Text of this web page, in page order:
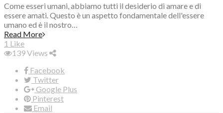
Come esseri umani, abbiamo tutti il desiderio di amare e di
essere amati. Questo è un aspetto fondamentale dell'essere
umano ed è il nostro…
Read More
1 Like
139Views
Facebook
Twitter
Google Plus
Pinterest
Email